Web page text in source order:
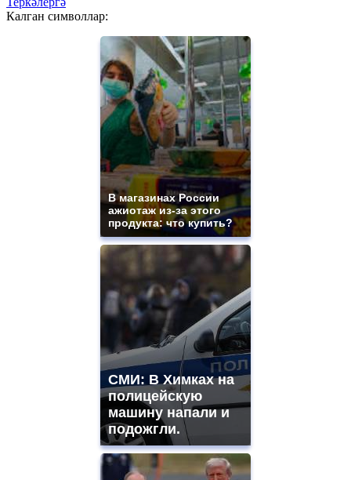
Калган символлар:
В магазинах России
ажиотаж из-за этого
продукта: что купить?
СМИ: В Химках на
полицейскую
машину напали и
подожгли.